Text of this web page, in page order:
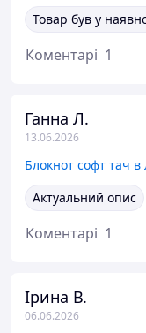
Товар був у
Коментарі 1
Ганна Л.
13.06.2026
Актуальний опис
Коментарі 1
Ірина В.
06.06.2026